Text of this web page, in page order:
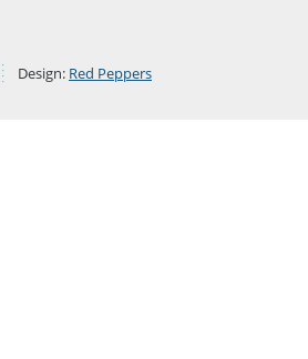
Design: Red Peppers